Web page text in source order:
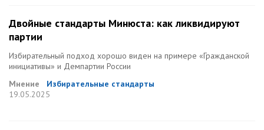
Двойные стандарты Минюста: как ликвидируют
партии
Избирательный подход хорошо виден на примере «Гражданской
инициативы» и Демпартии России
Мнение
Избирательные стандарты
19.05.2025